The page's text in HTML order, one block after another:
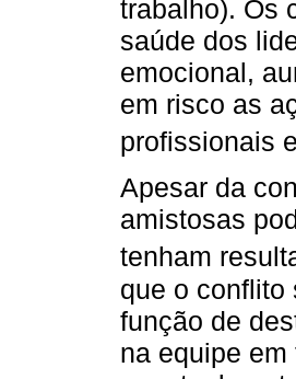
trabalho). Os
saúde dos
emocional,
em risco as
profissionais
Apesar da
amistosas
tenham
que o conflito
função de
na equipe